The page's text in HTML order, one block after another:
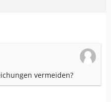
vermeiden?